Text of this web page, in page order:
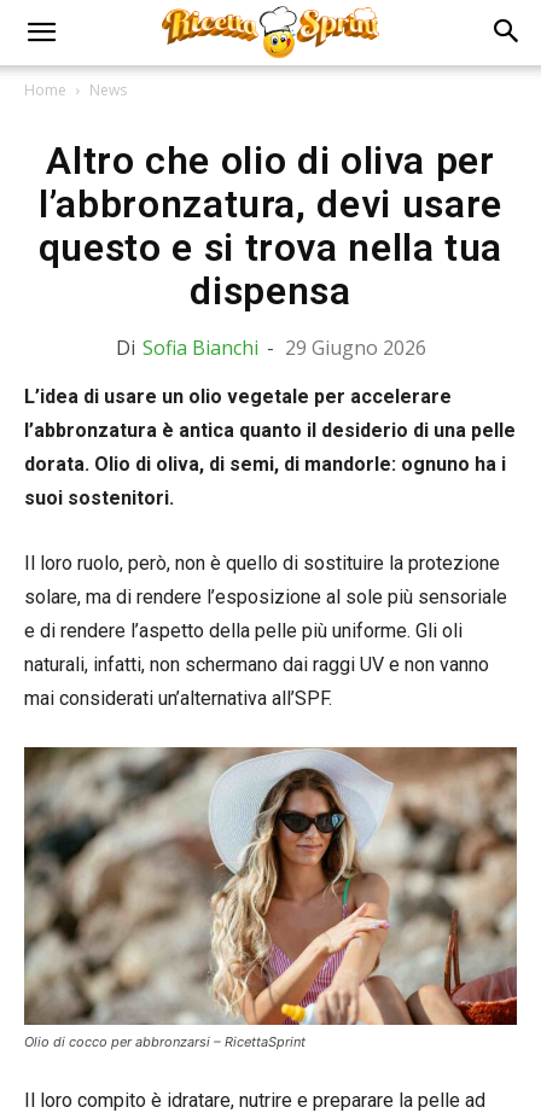
Home News
Altro che olio di oliva per
l’abbronzatura, devi usare
questo e si trova nella tua
dispensa
Di Sofia Bianchi - 29 Giugno 2026
L’idea di usare un olio vegetale per accelerare
l’abbronzatura è antica quanto il desiderio di una pelle
dorata. Olio di oliva, di semi, di mandorle: ognuno ha i
suoi sostenitori.
Il loro ruolo, però, non è quello di sostituire la protezione
solare, ma di rendere l’esposizione al sole più sensoriale
e di rendere l’aspetto della pelle più uniforme. Gli oli
naturali, infatti, non schermano dai raggi UV e non vanno
mai considerati un’alternativa all’SPF.
Olio di cocco per abbronzarsi – RicettaSprint
Il loro compito è idratare, nutrire e preparare la pelle ad